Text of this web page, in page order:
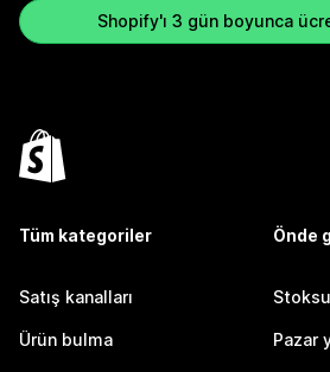
Shopify'ı 3 gün boyunca
Tüm kategoriler
Satış kanalları
Ürün bulma
Önde
Pazar